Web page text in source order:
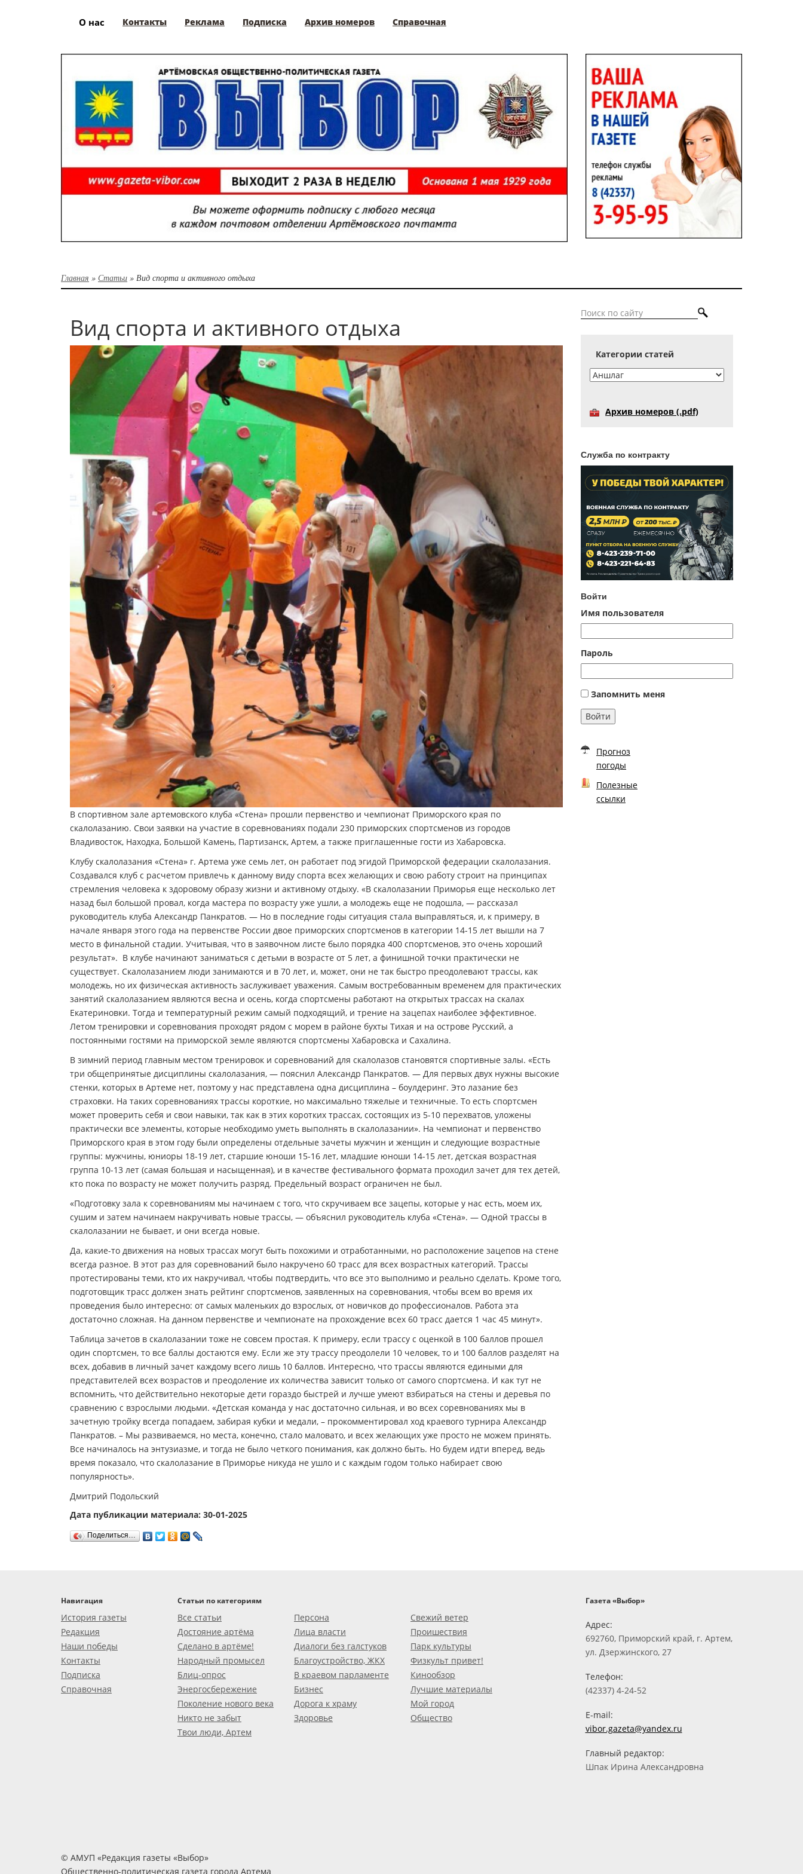
О нас Контакты Реклама Подписка Архив номеров Справочная
Главная » Статьи » Вид спорта и активного отдыха
Вид спорта и активного отдыха
В спортивном зале артемовского клуба «Стена» прошли первенство и чемпионат Приморского края по
скалолазанию. Свои заявки на участие в соревнованиях подали 230 приморских спортсменов из городов
Владивосток, Находка, Большой Камень, Партизанск, Артем, а также приглашенные гости из Хабаровска.
Клубу скалолазания «Стена» г. Артема уже семь лет, он работает под эгидой Приморской федерации скалолазания.
Создавался клуб с расчетом привлечь к данному виду спорта всех желающих и свою работу строит на принципах
стремления человека к здоровому образу жизни и активному отдыху. «В скалолазании Приморья еще несколько лет
назад был большой провал, когда мастера по возрасту уже ушли, а молодежь еще не подошла, — рассказал
руководитель клуба Александр Панкратов. — Но в последние годы ситуация стала выправляться, и, к примеру, в
начале января этого года на первенстве России двое приморских спортсменов в категории 14-15 лет вышли на 7
место в финальной стадии. Учитывая, что в заявочном листе было порядка 400 спортсменов, это очень хороший
результат». В клубе начинают заниматься с детьми в возрасте от 5 лет, а финишной точки практически не
существует. Скалолазанием люди занимаются и в 70 лет, и, может, они не так быстро преодолевают трассы, как
молодежь, но их физическая активность заслуживает уважения. Самым востребованным временем для практических
занятий скалолазанием являются весна и осень, когда спортсмены работают на открытых трассах на скалах
Екатериновки. Тогда и температурный режим самый подходящий, и трение на зацепах наиболее эффективное.
Летом тренировки и соревнования проходят рядом с морем в районе бухты Тихая и на острове Русский, а
постоянными гостями на приморской земле являются спортсмены Хабаровска и Сахалина.
В зимний период главным местом тренировок и соревнований для скалолазов становятся спортивные залы. «Есть
три общепринятые дисциплины скалолазания, — пояснил Александр Панкратов. — Для первых двух нужны высокие
стенки, которых в Артеме нет, поэтому у нас представлена одна дисциплина – боулдеринг. Это лазание без
страховки. На таких соревнованиях трассы короткие, но максимально тяжелые и техничные. То есть спортсмен
может проверить себя и свои навыки, так как в этих коротких трассах, состоящих из 5-10 перехватов, уложены
практически все элементы, которые необходимо уметь выполнять в скалолазании». На чемпионат и первенство
Приморского края в этом году были определены отдельные зачеты мужчин и женщин и следующие возрастные
группы: мужчины, юниоры 18-19 лет, старшие юноши 15-16 лет, младшие юноши 14-15 лет, детская возрастная
группа 10-13 лет (самая большая и насыщенная), и в качестве фестивального формата проходил зачет для тех детей,
кто пока по возрасту не может получить разряд. Предельный возраст ограничен не был.
«Подготовку зала к соревнованиям мы начинаем с того, что скручиваем все зацепы, которые у нас есть, моем их,
сушим и затем начинаем накручивать новые трассы, — объяснил руководитель клуба «Стена». — Одной трассы в
скалолазании не бывает, и они всегда новые.
Да, какие-то движения на новых трассах могут быть похожими и отработанными, но расположение зацепов на стене
всегда разное. В этот раз для соревнований было накручено 60 трасс для всех возрастных категорий. Трассы
протестированы теми, кто их накручивал, чтобы подтвердить, что все это выполнимо и реально сделать. Кроме того,
подготовщик трасс должен знать рейтинг спортсменов, заявленных на соревнования, чтобы всем во время их
проведения было интересно: от самых маленьких до взрослых, от новичков до профессионалов. Работа эта
достаточно сложная. На данном первенстве и чемпионате на прохождение всех 60 трасс дается 1 час 45 минут».
Таблица зачетов в скалолазании тоже не совсем простая. К примеру, если трассу с оценкой в 100 баллов прошел
один спортсмен, то все баллы достаются ему. Если же эту трассу преодолели 10 человек, то и 100 баллов разделят на
всех, добавив в личный зачет каждому всего лишь 10 баллов. Интересно, что трассы являются едиными для
представителей всех возрастов и преодоление их количества зависит только от самого спортсмена. И как тут не
вспомнить, что действительно некоторые дети гораздо быстрей и лучше умеют взбираться на стены и деревья по
сравнению с взрослыми людьми. «Детская команда у нас достаточно сильная, и во всех соревнованиях мы в
зачетную тройку всегда попадаем, забирая кубки и медали, – прокомментировал ход краевого турнира Александр
Панкратов. – Мы развиваемся, но места, конечно, стало маловато, и всех желающих уже просто не можем принять.
Все начиналось на энтузиазме, и тогда не было четкого понимания, как должно быть. Но будем идти вперед, ведь
время показало, что скалолазание в Приморье никуда не ушло и с каждым годом только набирает свою
популярность».
Дмитрий Подольский
Дата публикации материала: 30-01-2025
Поделиться…
Категории статей
Архив номеров (.pdf)
Служба по контракту
Войти
Имя пользователя
Пароль
Запомнить меня
Войти
Прогноз
погоды
Полезные
ссылки
Навигация
История газеты
Редакция
Наши победы
Контакты
Подписка
Справочная
Статьи по категориям
Все статьи
Достояние артёма
Сделано в артёме!
Народный промысел
Блиц-опрос
Энергосбережение
Поколение нового века
Никто не забыт
Твои люди, Артем
Персона
Лица власти
Диалоги без галстуков
Благоустройство, ЖКХ
В краевом парламенте
Бизнес
Дорога к храму
Здоровье
Свежий ветер
Проишествия
Парк культуры
Физкульт привет!
Кинообзор
Лучшие материалы
Мой город
Общество
Газета «Выбор»
Адрес:
692760, Приморский край, г. Артем,
ул. Дзержинского, 27
Телефон:
(42337) 4-24-52
E-mail:
vibor.gazeta@yandex.ru
Главный редактор:
Шпак Ирина Александровна
© АМУП «Редакция газеты «Выбор»
Общественно-политическая газета города Артема